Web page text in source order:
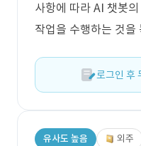
사항에 따라 AI 챗봇
작업을 수행하는 것을
로그인 후
유사도 높음 외주